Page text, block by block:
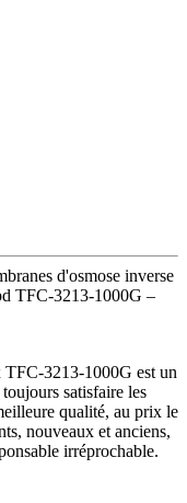
d'osmose inverse
TFC-3213-1000G –
TFC-3213-1000G est un
satisfaire les
qualité, au prix le
nouveaux et anciens,
irréprochable.